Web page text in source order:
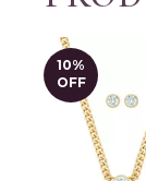
10%
OFF